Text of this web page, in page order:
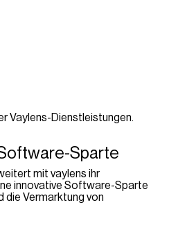
Sparte
mit vaylens ihr
innovative Software-Sparte
die Vermarktung von